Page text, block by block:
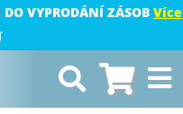
DO VYPRODÁNÍ ZÁSOB Více